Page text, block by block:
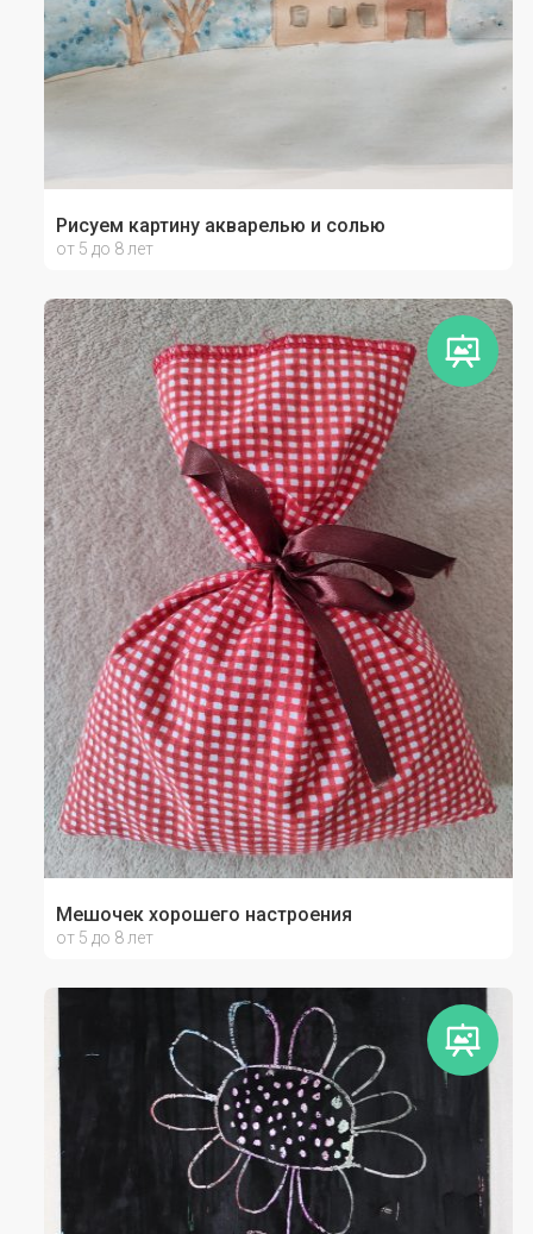
Рисуем картину акварелью и солью
от 5 до 8 лет
Мешочек хорошего настроения
от 5 до 8 лет